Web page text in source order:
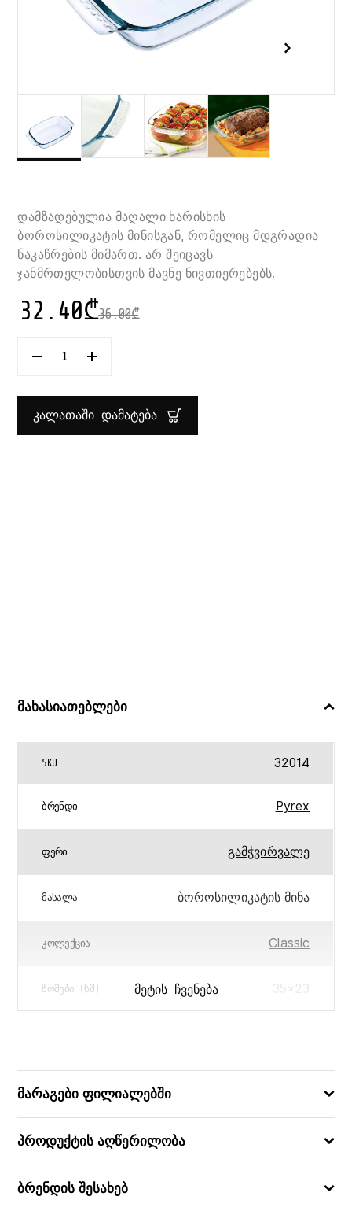
დამზადებულია მაღალი ხარისხის
ბოროსილიკატის მინისგან, რომელიც მდგრადია
ნაკაწრების მიმართ. არ შეიცავს
ჯანმრთელობისთვის მავნე ნივთიერებებს.
36.00₾
32.40₾
ᲠᲐᲝᲓᲔᲜᲝᲑᲐ:
35X23
CLASSIC
ᲙᲐᲚᲐᲗᲐᲨᲘ ᲓᲐᲛᲐᲢᲔᲑᲐ
მახასიათებლები
SKU 32014
ᲑᲠᲔᲜᲓᲘ Pyrex
ᲤᲔᲠᲘ გამჭვირვალე
ᲛᲐᲡᲐᲚᲐ ბოროსილიკატის მინა
ᲙᲝᲚᲔᲥᲪᲘᲐ Classic
ᲖᲝᲛᲔᲑᲘ (ᲡᲛ) 35×23
ᲛᲔᲢᲘᲡ ᲩᲕᲔᲜᲔᲑᲐ
მარაგები ფილიალებში
პროდუქტის აღწერილობა
ბრენდის შესახებ